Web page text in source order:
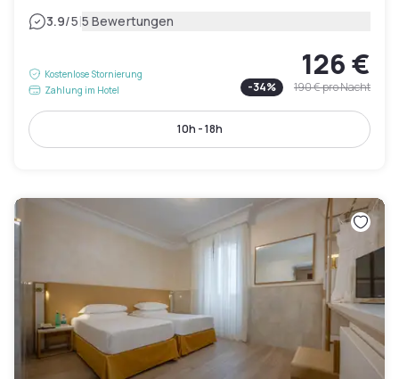
3.9/5|5 Bewertungen
Kostenlose Stornierung
Zahlung im Hotel
126 €
-34% 190 €pro Nacht
10h - 18h